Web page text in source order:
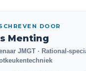
DOOR
Menting
JMGT · Rational-